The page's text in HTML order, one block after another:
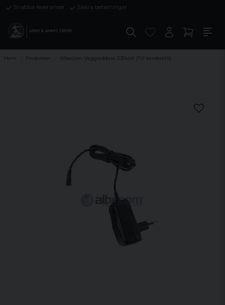
Snabba leveranser Säkra betalningar
Hem Produkter Albecom Väggladdare 230volt (Till bordsställ)